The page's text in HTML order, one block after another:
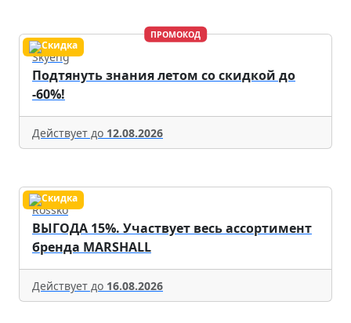
ПРОМОКОД
Skyeng
Подтянуть знания летом со скидкой до
-60%!
Действует до 12.08.2026
Rossko
ВЫГОДА 15%. Участвует весь ассортимент
бренда MARSHALL
Действует до 16.08.2026